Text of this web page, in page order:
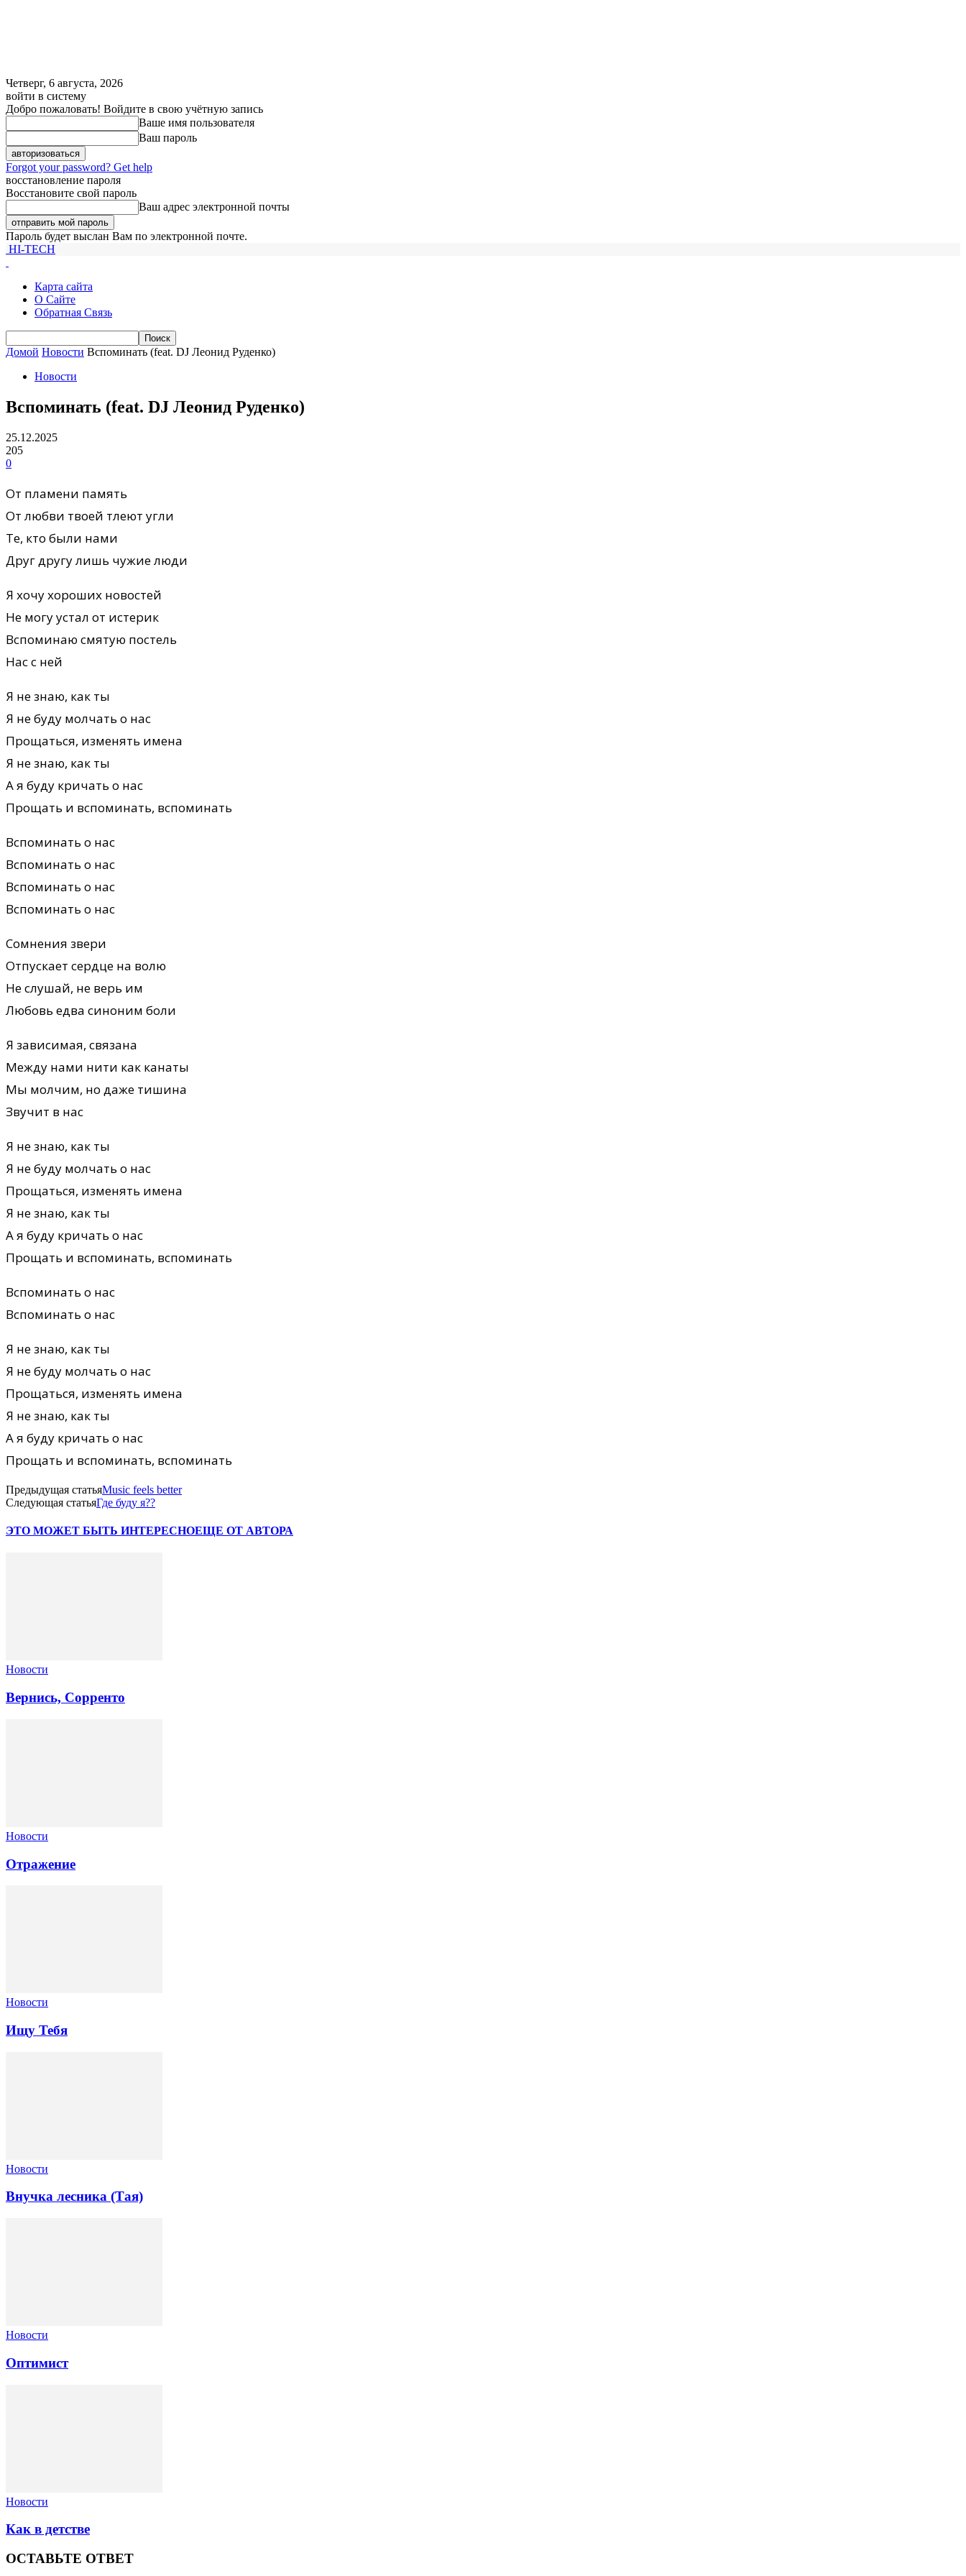
Четверг, 6 августа, 2026
войти в систему
Добро пожаловать! Войдите в свою учётную запись
Ваше имя пользователя
Ваш пароль
Forgot your password? Get help
восстановление пароля
Восстановите свой пароль
Ваш адрес электронной почты
Пароль будет выслан Вам по электронной почте.
HI-TECH
Карта сайта
О Сайте
Обратная Связь
Домой Новости Вспоминать (feat. DJ Леонид Руденко)
Новости
Вспоминать (feat. DJ Леонид Руденко)
25.12.2025
205
0
От пламени память
От любви твоей тлеют угли
Те, кто были нами
Друг другу лишь чужие люди
Я хочу хороших новостей
Не могу устал от истерик
Вспоминаю смятую постель
Нас с ней
Я не знаю, как ты
Я не буду молчать о нас
Прощаться, изменять имена
Я не знаю, как ты
А я буду кричать о нас
Прощать и вспоминать, вспоминать
Вспоминать о нас
Вспоминать о нас
Вспоминать о нас
Вспоминать о нас
Сомнения звери
Отпускает сердце на волю
Не слушай, не верь им
Любовь едва синоним боли
Я зависимая, связана
Между нами нити как канаты
Мы молчим, но даже тишина
Звучит в нас
Я не знаю, как ты
Я не буду молчать о нас
Прощаться, изменять имена
Я не знаю, как ты
А я буду кричать о нас
Прощать и вспоминать, вспоминать
Вспоминать о нас
Вспоминать о нас
Я не знаю, как ты
Я не буду молчать о нас
Прощаться, изменять имена
Я не знаю, как ты
А я буду кричать о нас
Прощать и вспоминать, вспоминать
Предыдущая статьяMusic feels better
Следующая статьяГде буду я??
ЭТО МОЖЕТ БЫТЬ ИНТЕРЕСНОЕЩЕ ОТ АВТОРА
Новости
Вернись, Сорренто
Новости
Отражение
Новости
Ищу Тебя
Новости
Внучка лесника (Тая)
Новости
Оптимист
Новости
Как в детстве
ОСТАВЬТЕ ОТВЕТ